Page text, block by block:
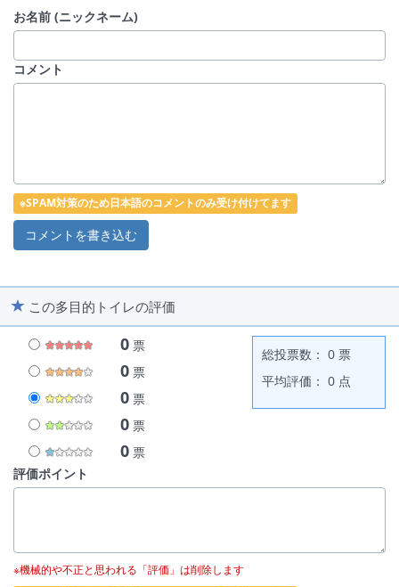
お名前 (ニックネーム)
コメント
※SPAM対策のため日本語のコメントのみ受け付けてます
この多目的トイレの評価
0 票
0 票
0 票
0 票
0 票
総投票数： 0 票
平均評価： 0 点
評価ポイント
※機械的や不正と思われる「評価」は削除します